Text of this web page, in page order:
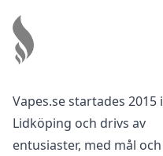
Vapes.se startades 2015 i
Lidköping och drivs av
entusiaster, med mål och